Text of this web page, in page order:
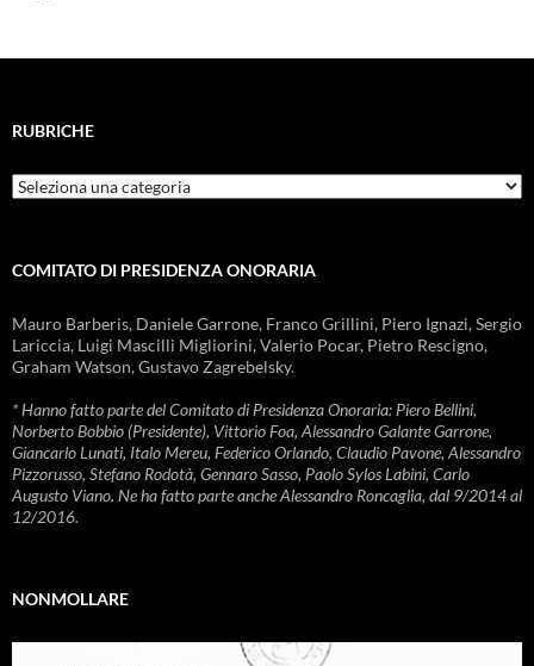
RUBRICHE
Rubriche
COMITATO DI PRESIDENZA ONORARIA
Mauro Barberis, Daniele Garrone, Franco Grillini, Piero Ignazi, Sergio
Lariccia, Luigi Mascilli Migliorini, Valerio Pocar, Pietro Rescigno,
Graham Watson, Gustavo Zagrebelsky.
* Hanno fatto parte del Comitato di Presidenza Onoraria: Piero Bellini,
Norberto Bobbio (Presidente), Vittorio Foa, Alessandro Galante Garrone,
Giancarlo Lunati, Italo Mereu, Federico Orlando, Claudio Pavone, Alessandro
Pizzorusso, Stefano Rodotà, Gennaro Sasso, Paolo Sylos Labini, Carlo
Augusto Viano. Ne ha fatto parte anche Alessandro Roncaglia, dal 9/2014 al
12/2016.
NONMOLLARE